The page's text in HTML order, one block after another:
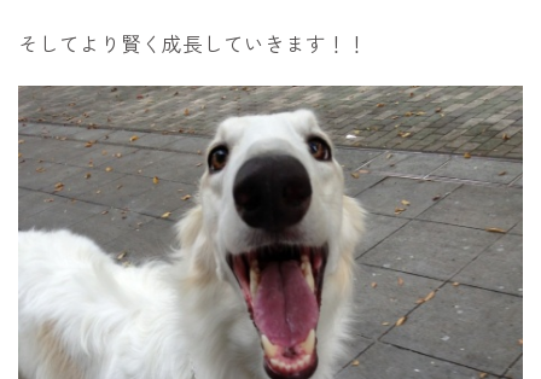
そしてより賢く成長していきます！！